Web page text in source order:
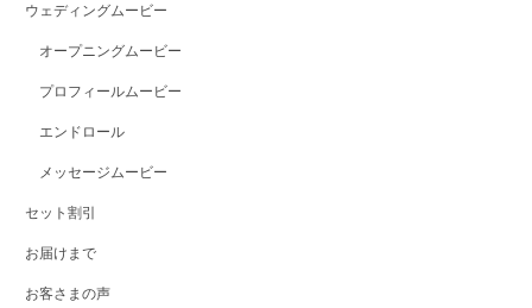
ウェディングムービー
オープニングムービー
プロフィールムービー
エンドロール
メッセージムービー
セット割引
お届けまで
お客さまの声